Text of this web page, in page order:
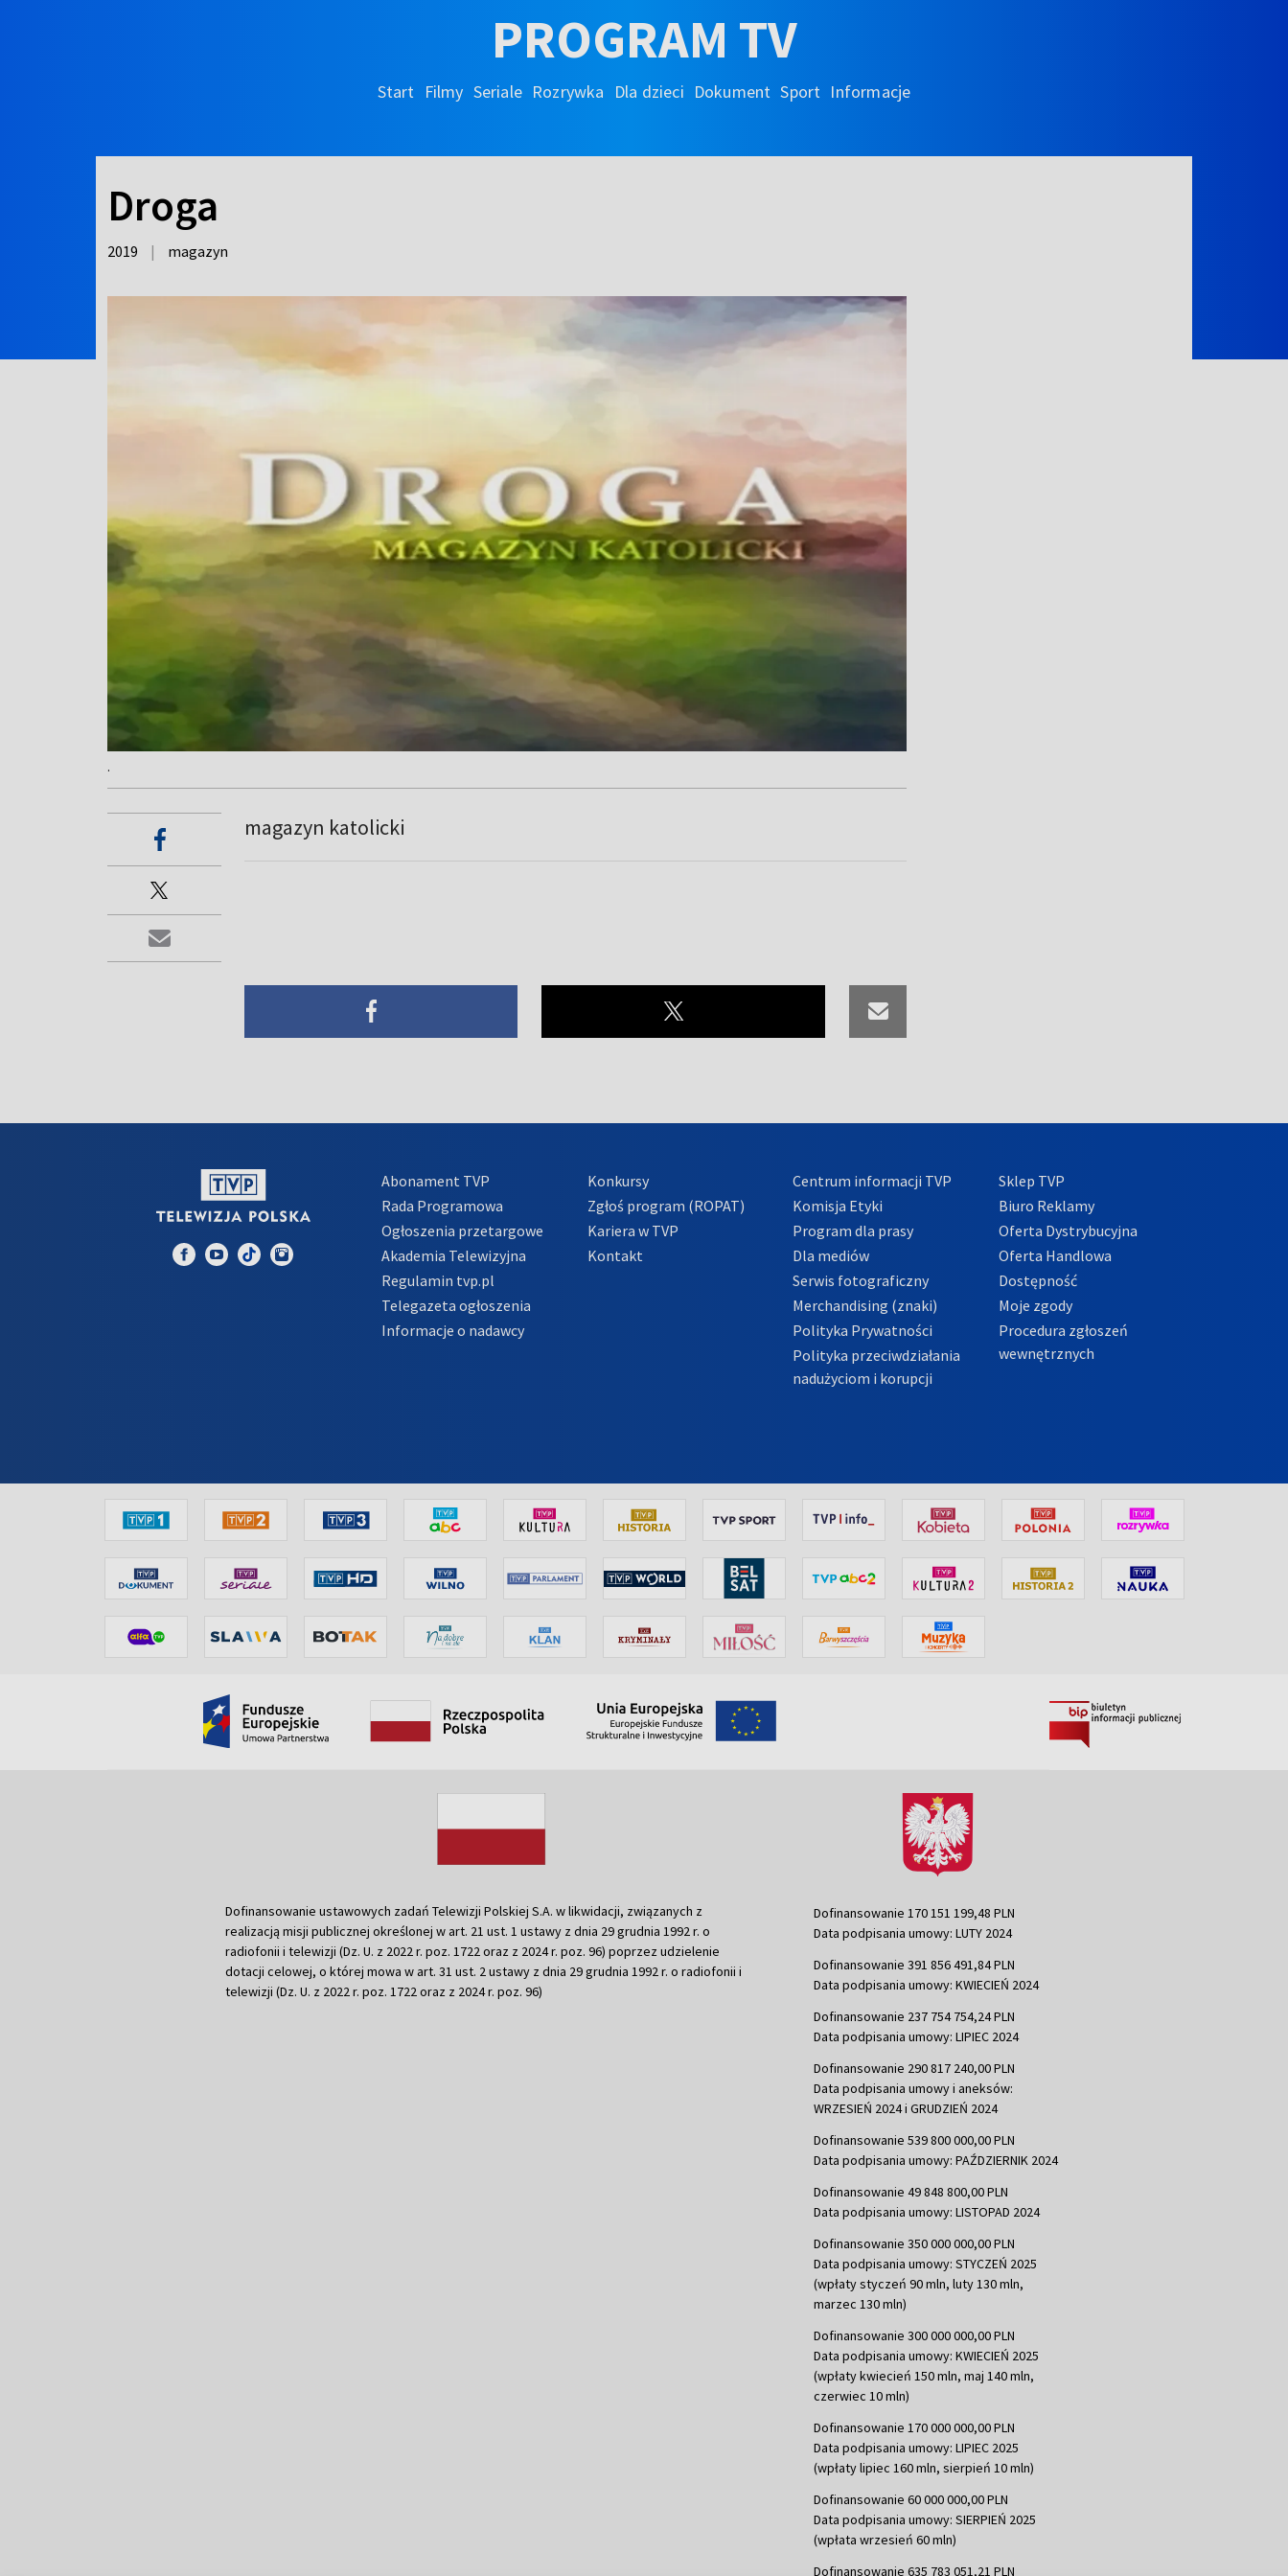
PROGRAM TV
Start Filmy Seriale Rozrywka Dla dzieci Dokument Sport Informacje
Droga
2019 | magazyn
.
magazyn katolicki
Abonament TVP
Rada Programowa
Ogłoszenia przetargowe
Akademia Telewizyjna
Regulamin tvp.pl
Telegazeta ogłoszenia
Informacje o nadawcy
Konkursy
Zgłoś program (ROPAT)
Kariera w TVP
Kontakt
Centrum informacji TVP
Komisja Etyki
Program dla prasy
Dla mediów
Serwis fotograficzny
Merchandising (znaki)
Polityka Prywatności
Polityka przeciwdziałania
nadużyciom i korupcji
Sklep TVP
Biuro Reklamy
Oferta Dystrybucyjna
Oferta Handlowa
Dostępność
Moje zgody
Procedura zgłoszeń
wewnętrznych
Dofinansowanie ustawowych zadań Telewizji Polskiej S.A. w likwidacji, związanych z
realizacją misji publicznej określonej w art. 21 ust. 1 ustawy z dnia 29 grudnia 1992 r. o
radiofonii i telewizji (Dz. U. z 2022 r. poz. 1722 oraz z 2024 r. poz. 96) poprzez udzielenie
dotacji celowej, o której mowa w art. 31 ust. 2 ustawy z dnia 29 grudnia 1992 r. o radiofonii i
telewizji (Dz. U. z 2022 r. poz. 1722 oraz z 2024 r. poz. 96)
Dofinansowanie 170 151 199,48 PLN
Data podpisania umowy: LUTY 2024
Dofinansowanie 391 856 491,84 PLN
Data podpisania umowy: KWIECIEŃ 2024
Dofinansowanie 237 754 754,24 PLN
Data podpisania umowy: LIPIEC 2024
Dofinansowanie 290 817 240,00 PLN
Data podpisania umowy i aneksów:
WRZESIEŃ 2024 i GRUDZIEŃ 2024
Dofinansowanie 539 800 000,00 PLN
Data podpisania umowy: PAŹDZIERNIK 2024
Dofinansowanie 49 848 800,00 PLN
Data podpisania umowy: LISTOPAD 2024
Dofinansowanie 350 000 000,00 PLN
Data podpisania umowy: STYCZEŃ 2025
(wpłaty styczeń 90 mln, luty 130 mln,
marzec 130 mln)
Dofinansowanie 300 000 000,00 PLN
Data podpisania umowy: KWIECIEŃ 2025
(wpłaty kwiecień 150 mln, maj 140 mln,
czerwiec 10 mln)
Dofinansowanie 170 000 000,00 PLN
Data podpisania umowy: LIPIEC 2025
(wpłaty lipiec 160 mln, sierpień 10 mln)
Dofinansowanie 60 000 000,00 PLN
Data podpisania umowy: SIERPIEŃ 2025
(wpłata wrzesień 60 mln)
Dofinansowanie 635 783 051,21 PLN